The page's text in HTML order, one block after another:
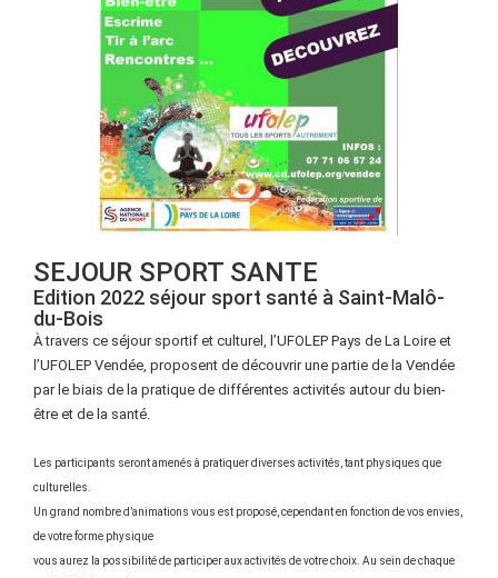
SEJOUR SPORT SANTE
Edition 2022 séjour sport santé à Saint-Malô-
du-Bois
À travers ce séjour sportif et culturel, l’UFOLEP Pays de La Loire et
l’UFOLEP Vendée, proposent de découvrir une partie de la Vendée
par le biais de la pratique de différentes activités autour du bien-
être et de la santé.
Les participants seront amenés à pratiquer diverses activités, tant physiques que
culturelles.
Un grand nombre d’animations vous est proposé, cependant en fonction de vos envies,
de votre forme physique
vous aurez la possibilité de participer aux activités de votre choix. Au sein de chaque